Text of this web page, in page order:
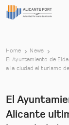
Home
News
El Ayuntamiento de
a la ciudad el turismo
El
Alicante